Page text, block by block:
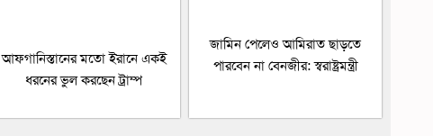
আফগানিস্তানের মতো ইরানে একই
ধরনের ভুল করছেন ট্রাম্প
জামিন পেলেও আমিরাত ছাড়তে
পারবেন না বেনজীর: স্বরাষ্ট্রমন্ত্রী